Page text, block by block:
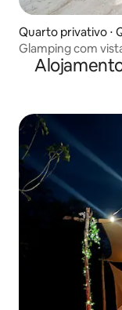
Quarto privativo ⋅
Glamping com